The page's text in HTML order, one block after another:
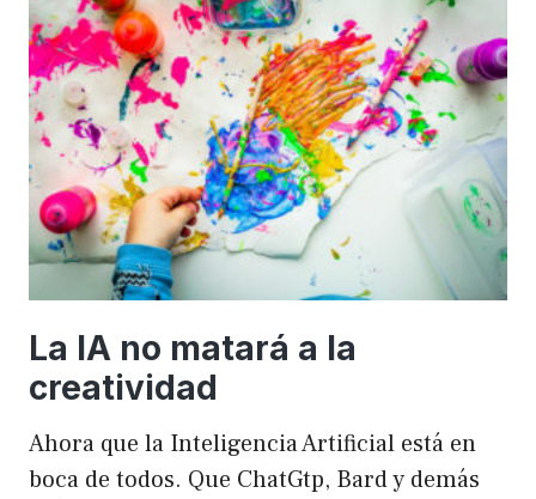
FSE
en
WordPress
para
mejorar
el
rendimiento
y
el
SEO
La IA no matará a la
creatividad
Ahora que la Inteligencia Artificial está en
boca de todos. Que ChatGtp, Bard y demás